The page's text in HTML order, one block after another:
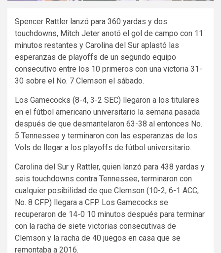
Spencer Rattler lanzó para 360 yardas y dos
touchdowns, Mitch Jeter anotó el gol de campo con 11
minutos restantes y Carolina del Sur aplastó las
esperanzas de playoffs de un segundo equipo
consecutivo entre los 10 primeros con una victoria 31-
30 sobre el No. 7 Clemson el sábado.
Los Gamecocks (8-4, 3-2 SEC) llegaron a los titulares
en el fútbol americano universitario la semana pasada
después de que desmantelaron 63-38 al entonces No.
5 Tennessee y terminaron con las esperanzas de los
Vols de llegar a los playoffs de fútbol universitario.
Carolina del Sur y Rattler, quien lanzó para 438 yardas y
seis touchdowns contra Tennessee, terminaron con
cualquier posibilidad de que Clemson (10-2, 6-1 ACC,
No. 8 CFP) llegara a CFP. Los Gamecocks se
recuperaron de 14-0 10 minutos después para terminar
con la racha de siete victorias consecutivas de
Clemson y la racha de 40 juegos en casa que se
remontaba a 2016.